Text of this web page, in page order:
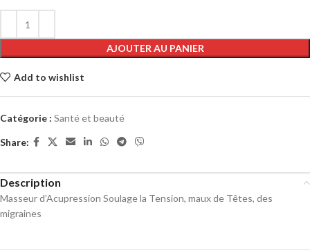
AJOUTER AU PANIER
Add to wishlist
Catégorie : Santé et beauté
Share:
Description
Masseur d’Acupression Soulage la Tension, maux de Têtes, des
migraines